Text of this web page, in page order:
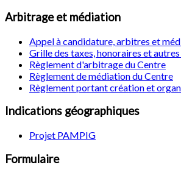
Arbitrage et médiation
Appel à candidature, arbitres et
Grille des taxes, honoraires et
Règlement d'arbitrage du Centre
Règlement de médiation du Centre
Règlement portant création et
Indications géographiques
Projet PAMPIG
Formulaire